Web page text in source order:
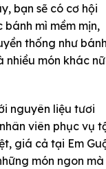
bạn sẽ có cơ hội
mì mềm mịn,
thống như bánh
nhiều món khác
nguyên liệu tươi
viên phục vụ
giá cả tại Em
món ngon mà